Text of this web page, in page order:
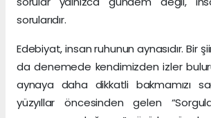
sorularıdır.
Edebiyat, insan ruhunun aynasıdır. Bir
da denemede kendimizden izler
aynaya daha dikkatli bakmamızı
yüzyıllar öncesinden gelen